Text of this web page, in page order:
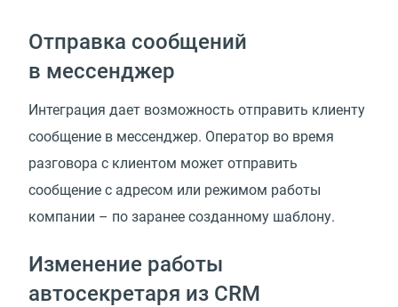
Отправка сообщений
в мессенджер
Интеграция дает возможность отправить клиенту
сообщение в мессенджер. Оператор во время
разговора с клиентом может отправить
сообщение с адресом или режимом работы
компании – по заранее созданному шаблону.
Изменение работы
автосекретаря из CRM